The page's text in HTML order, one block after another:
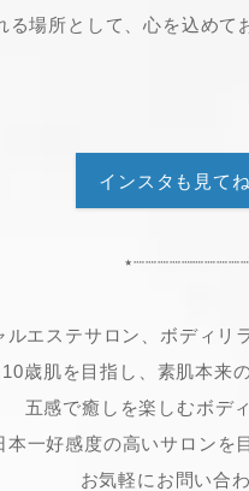
場所として、心を込めて
インスタも見て
エステサロン、ボディリ
歳肌を目指し、素肌本来
五感で癒しを楽しむボデ
本一好感度の高いサロンを
お気軽にお問い合